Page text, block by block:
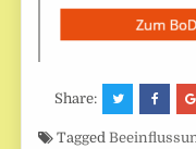
Share:
Tagged